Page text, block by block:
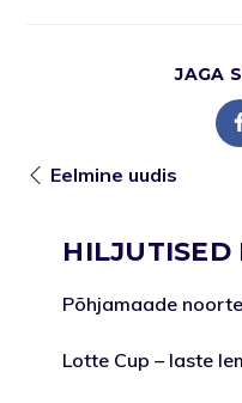
JAGA
Eelmine uudis
HILJUTISED
Põhjamaade
Lotte Cup – laste